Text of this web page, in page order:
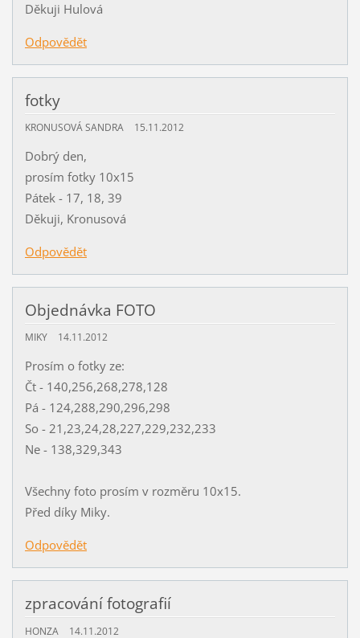
Děkuji Hulová
Odpovědět
fotky
KRONUSOVÁ SANDRA 15.11.2012
Dobrý den,
prosím fotky 10x15
Pátek - 17, 18, 39
Děkuji, Kronusová
Odpovědět
Objednávka FOTO
MIKY 14.11.2012
Prosím o fotky ze:
Čt - 140,256,268,278,128
Pá - 124,288,290,296,298
So - 21,23,24,28,227,229,232,233
Ne - 138,329,343
Všechny foto prosím v rozměru 10x15.
Před díky Miky.
Odpovědět
zpracování fotografií
HONZA 14.11.2012